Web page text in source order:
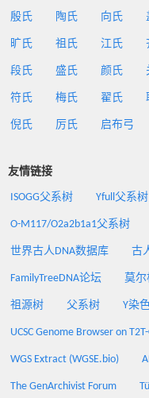
殷氏 陶氏 向氏
旷氏 祖氏 江氏
段氏 盛氏 颜氏
符氏 梅氏 翟氏
倪氏 厉氏 启布弓
友情链接
ISOGG父系树 Yfull父系树
O-M117/O2a2b1a1父系树
世界古人DNA数据库 古
FamilyTreeDNA论坛 莫尔
祖源树 父系树 Y染
UCSC Genome Browser on
WGS Extract (WGSE.bio)
The GenArchivist Forum